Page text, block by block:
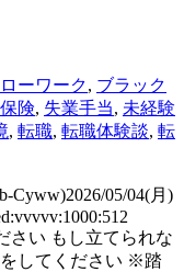
ーワーク, ブラック
険, 失業手当, 未経験
, 転職, 転職体験談, 転
Cyww)2026/05/04(月)
さい もし立てられな
してください ※踏